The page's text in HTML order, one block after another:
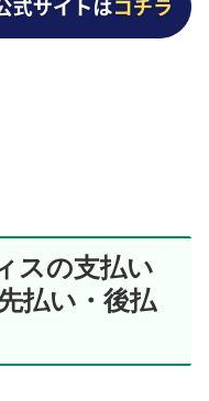
スの支払い
払い・後払